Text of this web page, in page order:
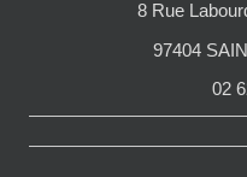
8 Rue
97404
02